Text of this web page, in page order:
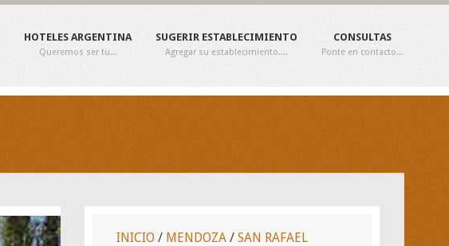
HOTELES ARGENTINA
Queremos ser tu...
SUGERIR ESTABLECIMIENTO
Agregar su establecimiento....
CONSULTAS
Ponte en contacto...
INICIO / MENDOZA / SAN RAFAEL